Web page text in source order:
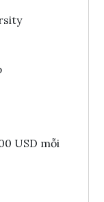
USD mỗi